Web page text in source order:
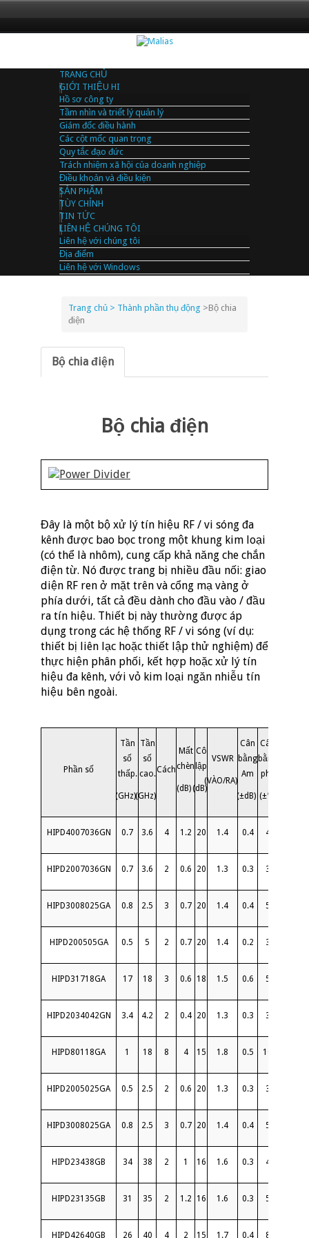
TRANG CHỦ
GIỚI THIỆU HI
Hồ sơ công ty
Tầm nhìn và triết lý quản lý
Giám đốc điều hành
Các cột mốc quan trọng
Quy tắc đạo đức
Trách nhiệm xã hội của doanh nghiệp
Điều khoản và điều kiện
SẢN PHẨM
TÙY CHỈNH
TIN TỨC
LIÊN HỆ CHÚNG TÔI
Liên hệ với chúng tôi
Địa điểm
Liên hệ với Windows
Trang chủ > Thành phần thụ động >Bộ chia
điện
Bộ chia điện
Bộ chia điện
Đây là một bộ xử lý tín hiệu RF / vi sóng đa
kênh được bao bọc trong một khung kim loại
(có thể là nhôm), cung cấp khả năng che chắn
điện từ. Nó được trang bị nhiều đầu nối: giao
diện RF ren ở mặt trên và cổng mạ vàng ở
phía dưới, tất cả đều dành cho đầu vào / đầu
ra tín hiệu. Thiết bị này thường được áp
dụng trong các hệ thống RF / vi sóng (ví dụ:
thiết bị liên lạc hoặc thiết lập thử nghiệm) để
thực hiện phân phối, kết hợp hoặc xử lý tín
hiệu đa kênh, với vỏ kim loại ngăn nhiễu tín
hiệu bên ngoài.
Phần số
Tần
số
thấp.
(GHz)
Tần
số
cao.
(GHz)
Cách
Mất
chèn
(dB)
Cô
lập
(dB)
VSWR
(VÀO/RA)
Cân
bằng
Am
(±dB)
Cân
bằng
pha
(±°)
HIPD4007036GN 0.7 3.6 4 1.2 20 1.4 0.4 4
HIPD2007036GN 0.7 3.6 2 0.6 20 1.3 0.3 3
HIPD3008025GA 0.8 2.5 3 0.7 20 1.4 0.4 5
HIPD200505GA 0.5 5 2 0.7 20 1.4 0.2 3
HIPD31718GA 17 18 3 0.6 18 1.5 0.6 5
HIPD2034042GN 3.4 4.2 2 0.4 20 1.3 0.3 3
HIPD80118GA 1 18 8 4 15 1.8 0.5 10
HIPD2005025GA 0.5 2.5 2 0.6 20 1.3 0.3 3
HIPD3008025GA 0.8 2.5 3 0.7 20 1.4 0.4 5
HIPD23438GB 34 38 2 1 16 1.6 0.3 4
HIPD23135GB 31 35 2 1.2 16 1.6 0.3 5
HIPD42640GB 26 40 4 2 15 1.7 0.4 8